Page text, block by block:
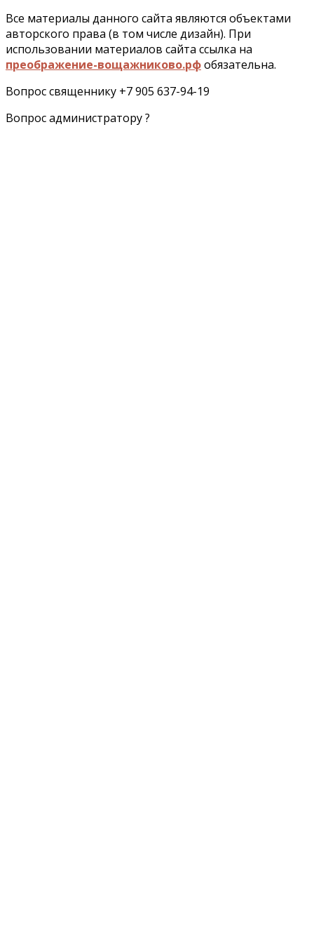
Все материалы данного сайта являются объектами
авторского права (в том числе дизайн). При
использовании материалов сайта ссылка на
преображение-вощажниково.рфобязательна.
Вопрос священнику +7 905 637-94-19
Вопрос администратору ?